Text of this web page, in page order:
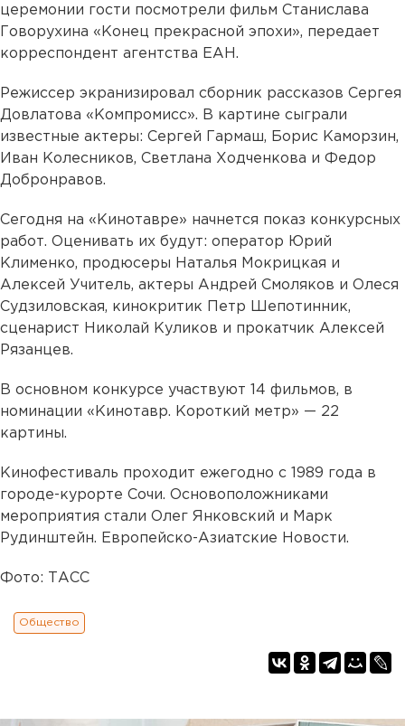
церемонии гости посмотрели фильм Станислава
Говорухина «Конец прекрасной эпохи», передает
корреспондент агентства ЕАН.
Режиссер экранизировал сборник рассказов Сергея
Довлатова «Компромисс». В картине сыграли
известные актеры: Сергей Гармаш, Борис Каморзин,
Иван Колесников, Светлана Ходченкова и Федор
Добронравов.
Сегодня на «Кинотавре» начнется показ конкурсных
работ. Оценивать их будут: оператор Юрий
Клименко, продюсеры Наталья Мокрицкая и
Алексей Учитель, актеры Андрей Смоляков и Олеся
Судзиловская, кинокритик Петр Шепотинник,
сценарист Николай Куликов и прокатчик Алексей
Рязанцев.
В основном конкурсе участвуют 14 фильмов, в
номинации «Кинотавр. Короткий метр» — 22
картины.
Кинофестиваль проходит ежегодно с 1989 года в
городе-курорте Сочи. Основоположниками
мероприятия стали Олег Янковский и Марк
Рудинштейн. Европейско-Азиатские Новости.
Фото: ТАСС
Общество